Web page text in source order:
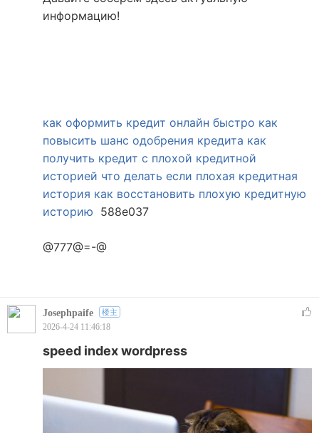
информацию!
как оформить кредит онлайн быстро как
повысить шанс одобрения кредита как
получить кредит с плохой кредитной
историей что делать если плохая кредитная
история как восстановить плохую кредитную
историю 588e037
@777@=-@
Josephpaife 楼主
2026-4-24 11:46:18
speed index wordpress